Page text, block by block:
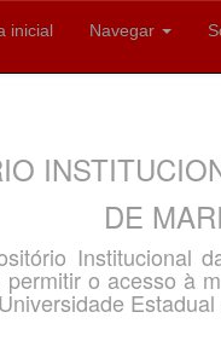
inicial Navegar
DE
Institucional
o acesso à